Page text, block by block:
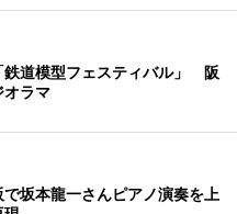
鉄道模型フェスティバル」 阪
オラマ
坂本龍一さんピアノ演奏を上